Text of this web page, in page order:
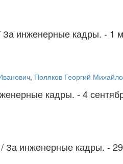
За инженерные кадры. - 1
, Поляков Георгий
кадры. - 4
/ За инженерные кадры. -